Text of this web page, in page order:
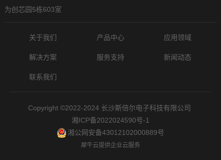
为创芯园5栋603室
关于我们 产品中心 应用领域
解决方案 服务支持 新闻动态
联系我们
Copyright ©2022-2024 长沙斯倍尔电子科技有限公司
湘ICP备2022024590号-1
湘公网安备43012102000889号
犀牛云提供企业云服务